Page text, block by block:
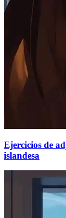
Ejercicios de
islandesa